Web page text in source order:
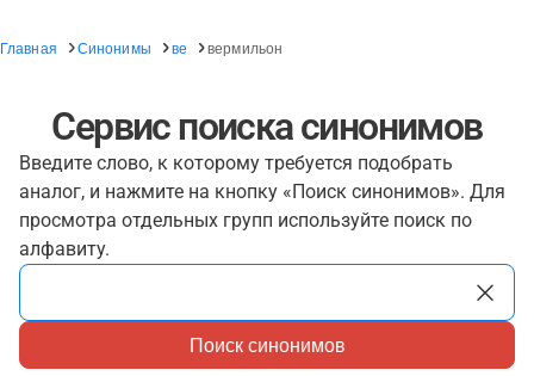
Главная Синонимы ве вермильон
Сервис поиска синонимов
Введите слово, к которому требуется подобрать
аналог, и нажмите на кнопку «Поиск синонимов». Для
просмотра отдельных групп используйте поиск по
алфавиту.
Поиск синонимов